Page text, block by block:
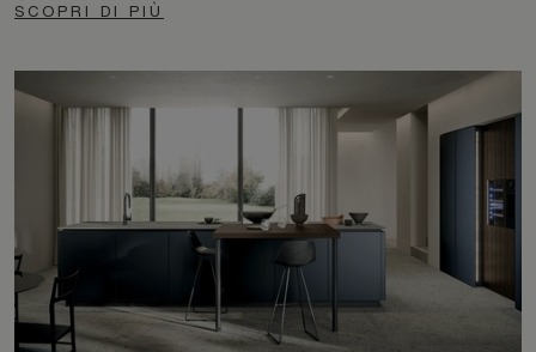
SCOPRI DI PIÙ